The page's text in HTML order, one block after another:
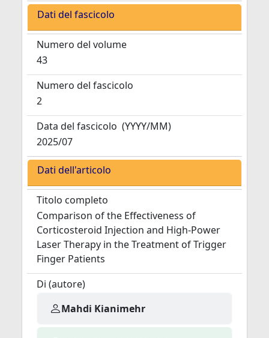
Dati del fascicolo
Numero del volume
43
Numero del fascicolo
2
Data del fascicolo (YYYY/MM)
2025/07
Dati dell'articolo
Titolo completo
Comparison of the Effectiveness of
Corticosteroid Injection and High-Power
Laser Therapy in the Treatment of Trigger
Finger Patients
Di (autore)
Mahdi Kianimehr